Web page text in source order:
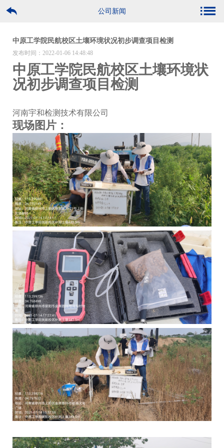
公司新闻
中原工学院民航校区土壤环境状况初步调查项目检测
发布时间：2022-01-06 14:48:48
中原工学院民航校区土壤环境状
况初步调查项目检测
河南宇和检测技术有限公司
现场图片：